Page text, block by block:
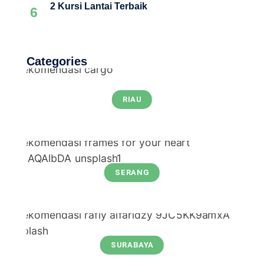
6 2 Kursi Lantai Terbaik
Categories
RIAU
SERANG
SURABAYA